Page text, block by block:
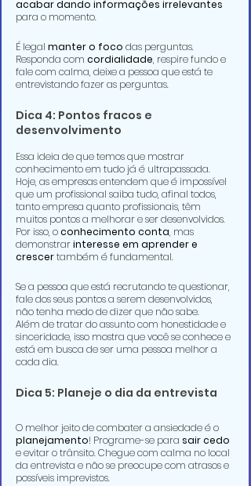
acabar dando informações irrelevantes
para o momento.
É legal manter o foco das perguntas.
Responda com cordialidade, respire fundo e
fale com calma, deixe a pessoa que está te
entrevistando fazer as perguntas.
Dica 4: Pontos fracos e
desenvolvimento
Essa ideia de que temos que mostrar
conhecimento em tudo já é ultrapassada.
Hoje, as empresas entendem que é impossível
que um profissional saiba tudo, afinal todos,
tanto empresa quanto profissionais, têm
muitos pontos a melhorar e ser desenvolvidos.
Por isso, o conhecimento conta, mas
demonstrar interesse em aprender e
crescer também é fundamental.
Se a pessoa que está recrutando te questionar,
fale dos seus pontos a serem desenvolvidos,
não tenha medo de dizer que não sabe.
Além de tratar do assunto com honestidade e
sinceridade, isso mostra que você se conhece e
está em busca de ser uma pessoa melhor a
cada dia.
Dica 5: Planeje o dia da entrevista
O melhor jeito de combater a ansiedade é o
planejamento! Programe-se para sair cedo
e evitar o trânsito. Chegue com calma no local
da entrevista e não se preocupe com atrasos e
possíveis imprevistos.